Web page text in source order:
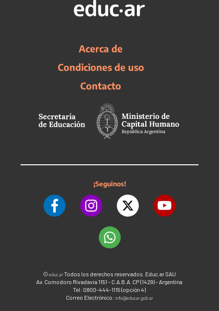
Acerca de
Condiciones de uso
Contacto
¡Seguinos!
©educ.arTodos los derechos reservados. Educ.ar SAU
Av. Comodoro Rivadavia 1151 - C.A.B.A. CP (1429) - Argentina
Tel: 0800-444-1115 (opción 4)
Correo Electrónico: info@educar.gob.ar